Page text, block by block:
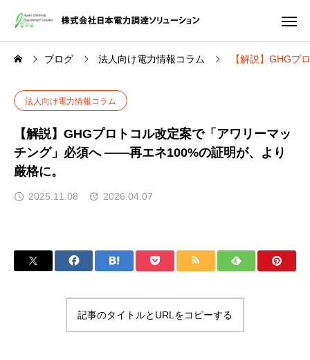
ブログ 法人向け電力情報コラム 【解説】GHG
法人向け電力情報コラム
【解説】GHGプロトコル改定案で「アワリーマッ
チング」必須へ ――再エネ100%の証明が、より
厳格に。
2025.11.08 2026.04.07
記事のタイトルとURLをコピーする